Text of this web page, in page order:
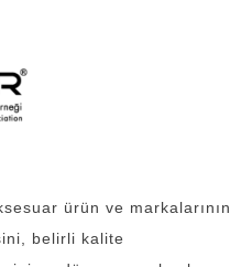
ürün ve markalarının
belirli kalite